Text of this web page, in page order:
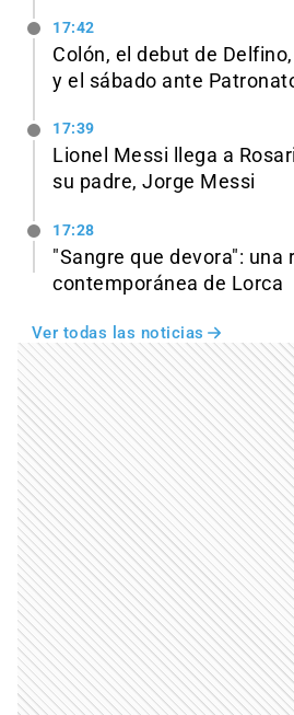
17:42
Colón, el debut de
y el sábado ante
17:39
Lionel Messi llega a
su padre, Jorge Messi
17:28
"Sangre que devora": una
contemporánea de Lorca
Ver todas las noticias